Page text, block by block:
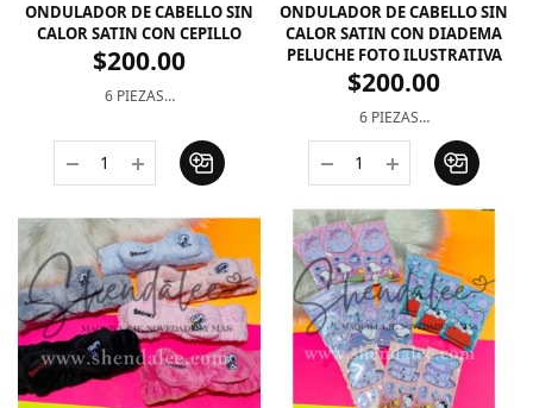
ONDULADOR DE CABELLO SIN
CALOR SATIN CON CEPILLO
$200.00
6 PIEZAS…
ONDULADOR DE CABELLO SIN
CALOR SATIN CON DIADEMA
PELUCHE FOTO ILUSTRATIVA
$200.00
6 PIEZAS…